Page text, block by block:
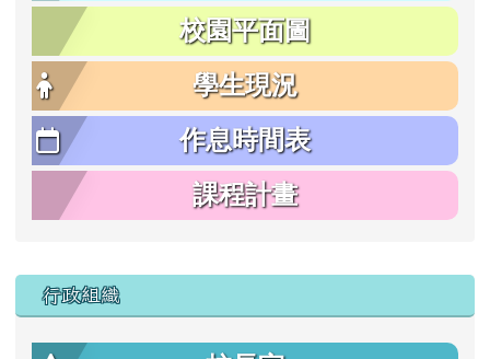
校園平面圖
學生現況
作息時間表
課程計畫
行政組織